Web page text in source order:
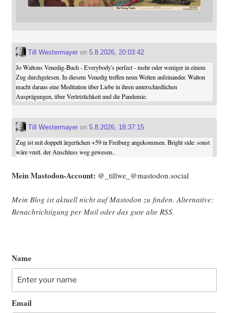
Till Westermayeron 5.8.2026, 20:03:42
Jo Waltons Venedig-Buch - Everybody's perfect - mehr oder weniger in einem
Zug durchgelesen. In diesem Venedig treffen neun Welten aufeinander. Walton
macht daraus eine Meditation über Liebe in ihren unterschiedlichen
Ausprägungen, über Verletzlichkeit und die Pandemie.
Till Westermayeron 5.8.2026, 18:37:15
Zug ist mit doppelt ärgerlichen +59 in Freiburg angekommen. Bright side: sonst
wäre vmtl. der Anschluss weg gewesen..
Mein Mast­o­don-Account: @_tillwe_@mastodon.social
Mein Blog ist aktu­ell nicht auf Mast­o­don zu fin­den. Alter­na­ti­ve:
Benach­rich­ti­gung per Mail oder das gute alte RSS.
Name
Email